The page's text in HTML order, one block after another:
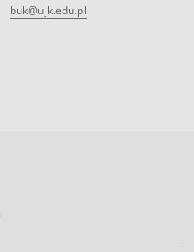
buk@ujk.edu.pl